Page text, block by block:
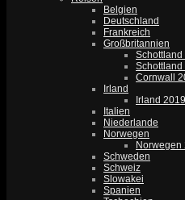
Belgien
Deutschland
Frankreich
Großbritannien
Schottland
Schottland
Cornwall
Irland
Irland 2019
Italien
Niederlande
Norwegen
Norwegen
Schweden
Schweiz
Slowakei
Spanien